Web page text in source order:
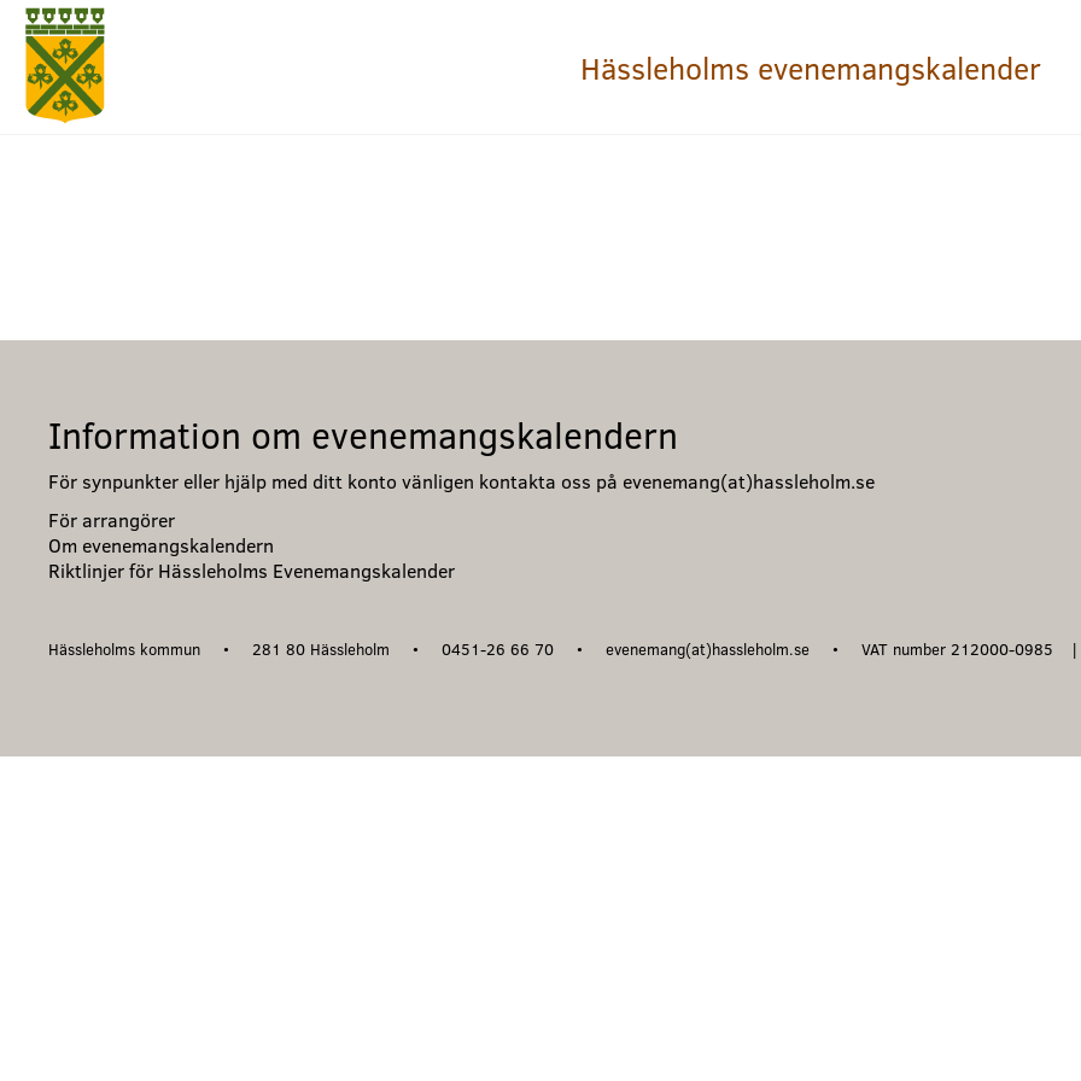
Hässleholms evenemangskalender
Information om evenemangskalendern
För synpunkter eller hjälp med ditt konto vänligen kontakta oss på evenemang(at)hassleholm.se
För arrangörer
Om evenemangskalendern
Riktlinjer för Hässleholms Evenemangskalender
Hässleholms kommun 281 80 Hässleholm 0451-26 66 70 evenemang(at)hassleholm.se VAT number 212000-0985